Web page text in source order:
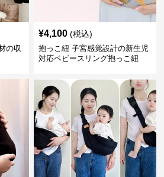
の収
¥4,100 (税込)
抱っこ紐 子宮感覚設計の新生児
対応ベビースリング抱っこ紐